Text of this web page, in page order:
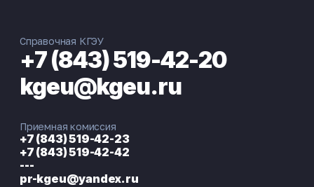
Справочная КГЭУ
+7 (843) 519-42-20
kgeu@kgeu.ru
Приемная комиссия
+7 (843) 519-42-23
+7 (843) 519-42-42
---
pr-kgeu@yandex.ru